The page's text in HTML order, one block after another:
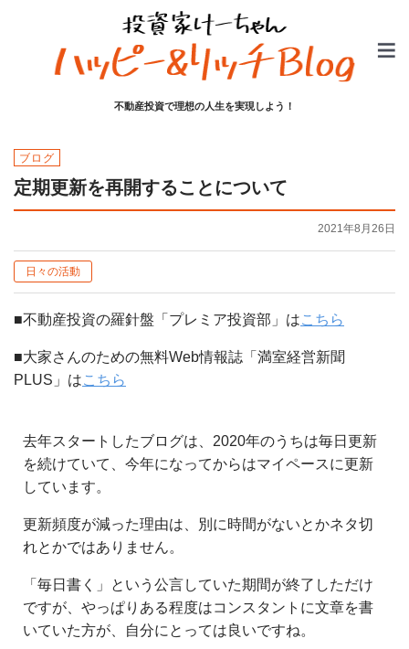
不動産投資で理想の人生を実現しよう！
ブログ
定期更新を再開することについて
2021年8月26日
日々の活動
■不動産投資の羅針盤「プレミア投資部」はこちら
■大家さんのための無料Web情報誌「満室経営新聞
PLUS」はこちら
去年スタートしたブログは、2020年のうちは毎日更新
を続けていて、今年になってからはマイペースに更新
しています。
更新頻度が減った理由は、別に時間がないとかネタ切
れとかではありません。
「毎日書く」という公言していた期間が終了しただけ
ですが、やっぱりある程度はコンスタントに文章を書
いていた方が、自分にとっては良いですね。